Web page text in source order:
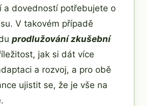
a dovedností potřebujete o
V takovém případě
prodlužování zkušební
jak si dát více
a rozvoj, a pro obě
ujistit se, že je vše na